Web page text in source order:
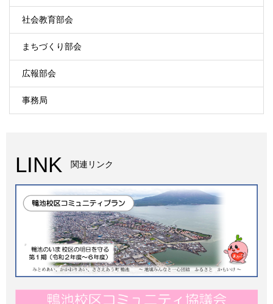
社会教育部会
まちづくり部会
広報部会
事務局
LINK 関連リンク